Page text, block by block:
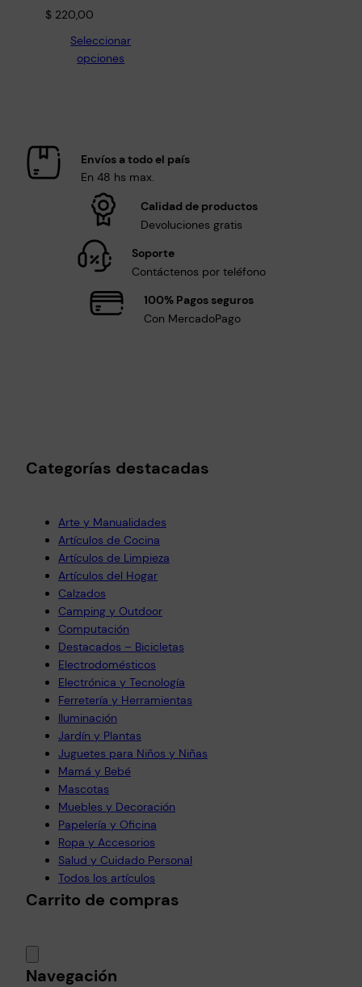
$ 220,00
Seleccionar
opciones
Envíos a todo el país
En 48 hs max.
Calidad de productos
Devoluciones gratis
Soporte
Contáctenos por teléfono
100% Pagos seguros
Con MercadoPago
Categorías destacadas
Arte y Manualidades
Artículos de Cocina
Artículos de Limpieza
Artículos del Hogar
Calzados
Camping y Outdoor
Computación
Destacados – Bicicletas
Electrodomésticos
Electrónica y Tecnología
Ferretería y Herramientas
Iluminación
Jardín y Plantas
Juguetes para Niños y Niñas
Mamá y Bebé
Mascotas
Muebles y Decoración
Papelería y Oficina
Ropa y Accesorios
Salud y Cuidado Personal
Todos los artículos
Carrito de compras
Navegación